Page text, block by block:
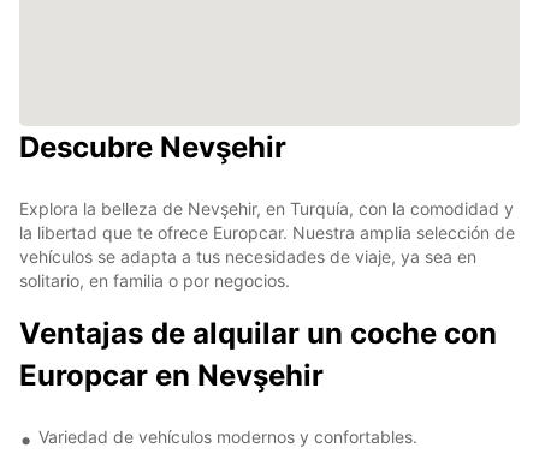
Descubre Nevşehir
Explora la belleza de Nevşehir, en Turquía, con la comodidad y
la libertad que te ofrece Europcar. Nuestra amplia selección de
vehículos se adapta a tus necesidades de viaje, ya sea en
solitario, en familia o por negocios.
Ventajas de alquilar un coche con
Europcar en Nevşehir
Variedad de vehículos modernos y confortables.